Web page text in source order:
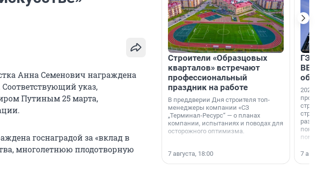
Анна Семенович награждена
Соответствующий указ,
Путиным25 марта,
госнаградой за «вклад в
многолетнюю плодотворную
Строители «Образцовых
кварталов» встречают
профессиональный
праздник на работе
В преддверии Дня строителя топ-
менеджеры компании «СЗ
„Терминал-Ресурс“ — о планах
компании, испытаниях и поводах для
осторожного оптимизма.
7 августа, 18:00
ГЭС,
ВВП: в
об
2026-й —
раз. В
7